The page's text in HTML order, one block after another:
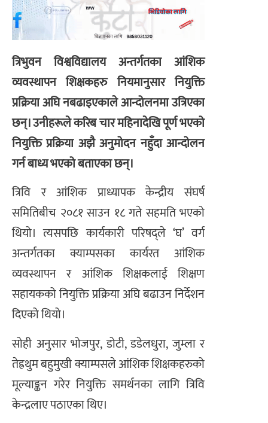
त्रिभुवन विश्वविद्यालय अन्तर्गतका आंशिक
व्यवस्थापन शिक्षकहरु नियमानुसार नियुक्ति
प्रक्रिया अघि नबढाइएकाले आन्दोलनमा उत्रिएका
छन्। उनीहरूले करिब चार महिनादेखि पूर्ण भएको
नियुक्ति प्रक्रिया अझै अनुमोदन नहुँदा आन्दोलन
गर्न बाध्य भएको बताएका छन्।
त्रिवि र आंशिक प्राध्यापक केन्द्रीय संघर्ष
समितिबीच २०८१ साउन १८ गते सहमति भएको
थियो। त्यसपछि कार्यकारी परिषद्ले ‘घ’ वर्ग
अन्तर्गतका क्याम्पसका कार्यरत आंशिक
व्यवस्थापन र आंशिक शिक्षकलाई शिक्षण
सहायकको नियुक्ति प्रक्रिया अघि बढाउन निर्देशन
दिएको थियो।
सोही अनुसार भोजपुर, डोटी, डडेलधुरा, जुम्ला र
तेह्रथुम बहुमुखी क्याम्पसले आंशिक शिक्षकहरुको
मूल्याङ्कन गरेर नियुक्ति समर्थनका लागि त्रिवि
केन्द्रलाए पठाएका थिए।